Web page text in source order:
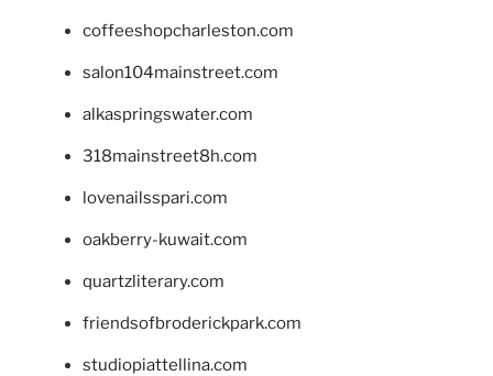
coffeeshopcharleston.com
salon104mainstreet.com
alkaspringswater.com
318mainstreet8h.com
lovenailsspari.com
oakberry-kuwait.com
quartzliterary.com
friendsofbroderickpark.com
studiopiattellina.com